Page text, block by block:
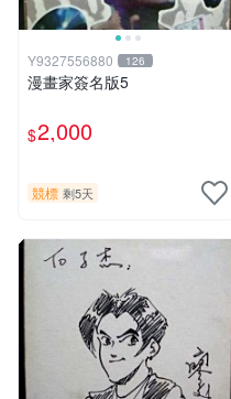
Y9327556880 126
漫畫家簽名版5
$2,000
競標 剩5天